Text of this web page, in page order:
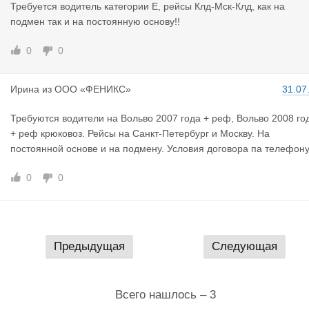
Требуется водитель категории Е, рейсы Клд-Мск-Клд, как на
подмен так и на постоянную основу!!
0 0
Ирина из ООО «ФЕНИКС»
Требуются водители на Вольво 2007 года + реф, Вольво 2008
+ реф крюковоз. Рейсы на Санкт-Петербург и Москву. На
постоянной основе и на подмену. Условия договора па
0 0
Предыдущая Следующая
Всего нашлось – 3